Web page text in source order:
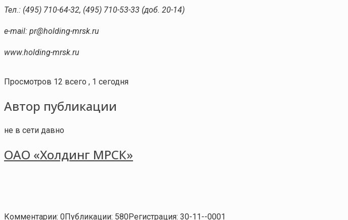
Тел.: (495) 710-64-32, (495) 710-53-33 (доб. 20-14)
e-mail: pr@holding-mrsk.ru
www.holding-mrsk.ru
Просмотров 12 всего , 1 сегодня
Автор публикации
не в сети давно
ОАО «Холдинг МРСК»
Комментарии: 0Публикации: 580Регистрация: 30-11--0001